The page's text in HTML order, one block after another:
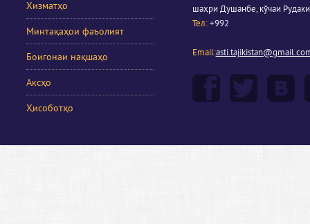
Хизматҳо
Минтақаҳои фаъолият
Боигонаи нақшаҳо
Аксҳо
Ҳисоботҳо
шаҳри Душанбе, кўчаи
Тел:+992
Email: